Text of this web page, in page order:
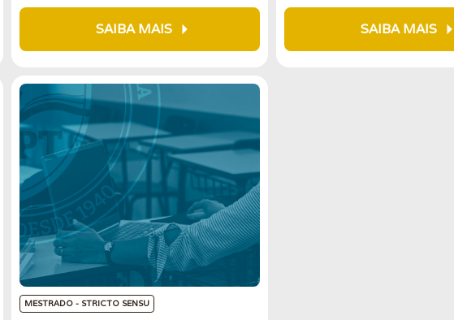
SAIBA MAIS arrow_right SAIBA MAIS arrow_right
MESTRADO - STRICTO SENSU